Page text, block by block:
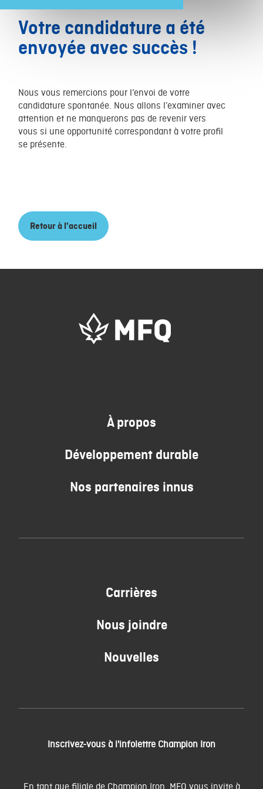
Votre candidature a été
envoyée avec succès !
Nous vous remercions pour l’envoi de votre
candidature spontanée. Nous allons l’examiner avec
attention et ne manquerons pas de revenir vers
vous si une opportunité correspondant à votre profil
se présente.
Retour à l'accueil
À propos
Développement durable
Nos partenaires innus
Carrières
Nous joindre
Nouvelles
Inscrivez-vous à l'infolettre Champion Iron
En tant que filiale de Champion Iron, MFQ vous invite à